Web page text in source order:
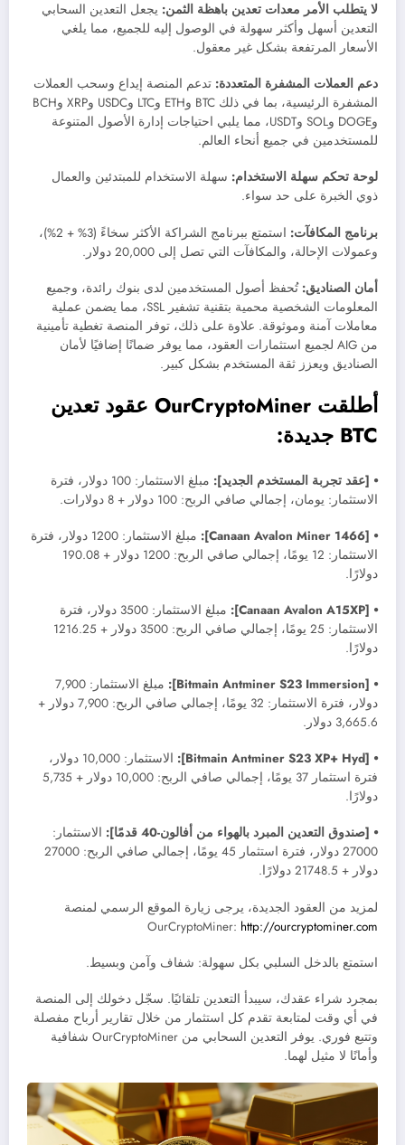
لا يتطلب الأمر معدات تعدين باهظة الثمن: يجعل التعدين السحابي
التعدين أسهل وأكثر سهولة في الوصول إليه للجميع، مما يلغي
الأسعار المرتفعة بشكل غير معقول.
دعم العملات المشفرة المتعددة: تدعم المنصة إيداع وسحب العملات
المشفرة الرئيسية، بما في ذلك BTC وETH وLTC وUSDC وXRP وBCH
وDOGE وSOL وUSDT، مما يلبي احتياجات إدارة الأصول المتنوعة
للمستخدمين في جميع أنحاء العالم.
لوحة تحكم سهلة الاستخدام: سهلة الاستخدام للمبتدئين والعمال
ذوي الخبرة على حد سواء.
برنامج المكافآت:
استمتع ببرنامج الشراكة الأكثر سخاءً (3% + 2%)،
وعمولات الإحالة، والمكافآت التي تصل إلى 20,000 دولار.
أمان الصناديق: تُحفظ أصول المستخدمين لدى بنوك رائدة، وجميع
المعلومات الشخصية محمية بتقنية تشفير SSL، مما يضمن عملية
معاملات آمنة وموثوقة. علاوة على ذلك، توفر المنصة تغطية تأمينية
من AIG لجميع استثمارات العقود، مما يوفر ضمانًا إضافيًا لأمان
الصناديق ويعزز ثقة المستخدم بشكل كبير.
أطلقت OurCryptoMiner عقود تعدين
BTC جديدة:
⦁ [عقد تجربة المستخدم الجديد]:
مبلغ الاستثمار: 100 دولار، فترة
الاستثمار: يومان، إجمالي صافي الربح: 100 دولار + 8 دولارات.
⦁ [Canaan Avalon Miner 1466]:
مبلغ الاستثمار: 1200 دولار، فترة
الاستثمار: 12 يومًا، إجمالي صافي الربح: 1200 دولار + 190.08
دولارًا.
⦁ [Canaan Avalon A15XP]:
مبلغ الاستثمار: 3500 دولار، فترة
الاستثمار: 25 يومًا، إجمالي صافي الربح: 3500 دولار + 1216.25
دولارًا.
⦁ [Bitmain Antminer S23 Immersion]:
مبلغ الاستثمار: 7,900
دولار، فترة الاستثمار: 32 يومًا، إجمالي صافي الربح: 7,900 دولار +
3,665.6 دولار.
⦁ [Bitmain Antminer S23 XP+ Hyd]:
الاستثمار: 10,000 دولار،
فترة استثمار 37 يومًا، إجمالي صافي الربح: 10,000 دولار + 5,735
دولارًا.
⦁ [صندوق التعدين المبرد بالهواء من أفالون-40 قدمًا]:
الاستثمار:
27000 دولار، فترة استثمار 45 يومًا، إجمالي صافي الربح: 27000
دولار + 21748.5 دولارًا.
لمزيد من العقود الجديدة، يرجى زيارة الموقع الرسمي لمنصة
OurCryptoMiner: http://ourcryptominer.com
استمتع بالدخل السلبي بكل سهولة: شفاف وآمن وبسيط.
بمجرد شراء عقدك، سيبدأ التعدين تلقائيًا. سجّل دخولك إلى المنصة
في أي وقت لمتابعة تقدم كل استثمار من خلال تقارير أرباح مفصلة
وتتبع فوري. يوفر التعدين السحابي من OurCryptoMiner شفافية
وأمانًا لا مثيل لهما.